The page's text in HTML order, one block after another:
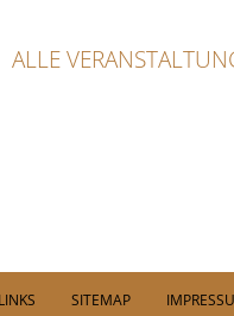
ALLE
LINKS SITEMAP